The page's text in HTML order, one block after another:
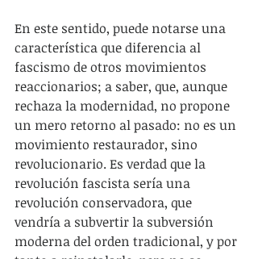
En este sentido, puede notarse una
característica que diferencia al
fascismo de otros movimientos
reaccionarios; a saber, que, aunque
rechaza la modernidad, no propone
un mero retorno al pasado: no es un
movimiento restaurador, sino
revolucionario. Es verdad que la
revolución fascista sería una
revolución conservadora, que
vendría a subvertir la subversión
moderna del orden tradicional, y por